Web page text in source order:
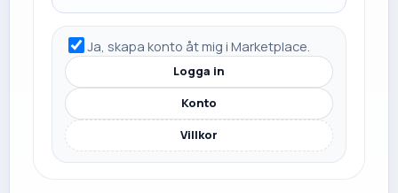
Ja, skapa konto åt mig i Marketplace.
Logga in
Konto
Villkor